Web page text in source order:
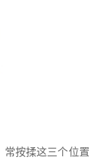
常按揉这三个位